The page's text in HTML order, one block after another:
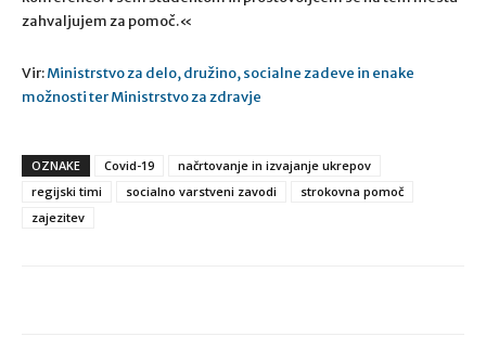
zahvaljujem za pomoč.«
Vir:Ministrstvo za delo, družino, socialne zadeve in enake
možnosti ter Ministrstvo za zdravje
OZNAKE Covid-19
načrtovanje in izvajanje ukrepov
regijski timi
socialno varstveni zavodi
strokovna pomoč
zajezitev